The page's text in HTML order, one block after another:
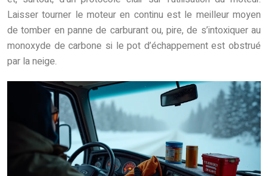
Laisser tourner le moteur en continu est le meilleur moyen
de tomber en panne de carburant ou, pire, de s’intoxiquer au
monoxyde de carbone si le pot d’échappement est obstrué
par la neige.